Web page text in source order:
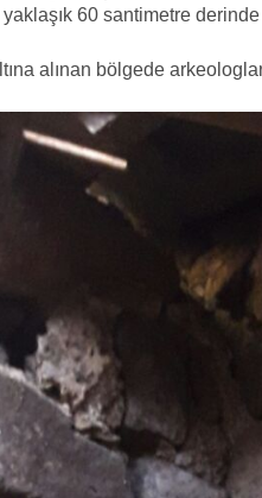
60 santimetre derinde
alınan bölgede